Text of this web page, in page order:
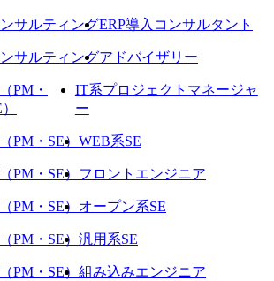
サルティングERP導入コンサルタント
サルティングアドバイザリー
PM・
IT系プロジェクトマネージャ
ー
PM・SE） WEB系SE
PM・SE） フロントエンジニア
PM・SE） オープン系SE
PM・SE） 汎用系SE
PM・SE） 組み込みエンジニア